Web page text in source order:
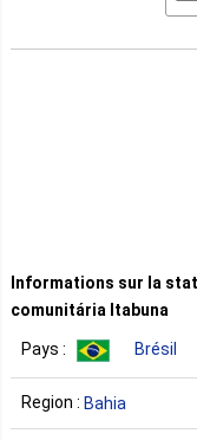
Informations sur la
comunitária Itabuna
Pays : Brésil
Region : Bahia